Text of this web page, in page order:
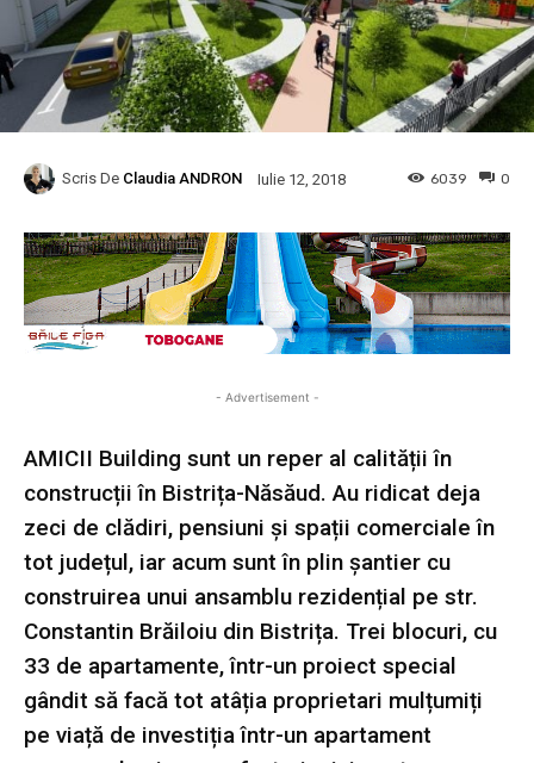
Scris De Claudia ANDRON Iulie 12, 2018 0
6039
- Advertisement -
AMICII Building sunt un reper al calității în
construcții în Bistrița-Năsăud. Au ridicat deja
zeci de clădiri, pensiuni și spații comerciale în
tot județul, iar acum sunt în plin șantier cu
construirea unui ansamblu rezidențial pe str.
Constantin Brăiloiu din Bistrița. Trei blocuri, cu
33 de apartamente, într-un proiect special
gândit să facă tot atâția proprietari mulțumiți
pe viață de investiția într-un apartament